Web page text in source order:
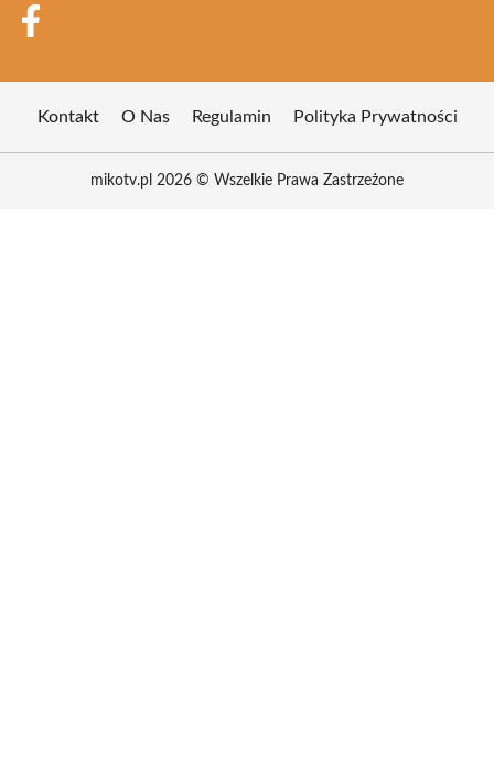
Kontakt O Nas Regulamin Polityka Prywatności
mikotv.pl 2026 © Wszelkie Prawa Zastrzeżone